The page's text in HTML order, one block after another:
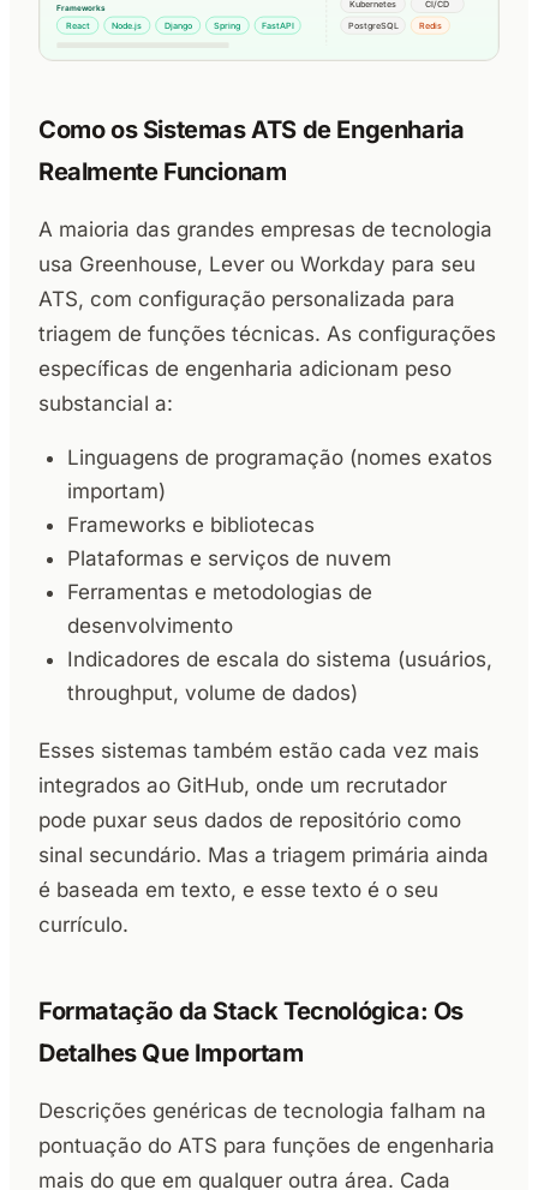
Como os Sistemas ATS de Engenharia
Realmente Funcionam
A maioria das grandes empresas de tecnologia
usa Greenhouse, Lever ou Workday para seu
ATS, com configuração personalizada para
triagem de funções técnicas. As configurações
específicas de engenharia adicionam peso
substancial a:
Linguagens de programação (nomes exatos
importam)
Frameworks e bibliotecas
Plataformas e serviços de nuvem
Ferramentas e metodologias de
desenvolvimento
Indicadores de escala do sistema (usuários,
throughput, volume de dados)
Esses sistemas também estão cada vez mais
integrados ao GitHub, onde um recrutador
pode puxar seus dados de repositório como
sinal secundário. Mas a triagem primária ainda
é baseada em texto, e esse texto é o seu
currículo.
Formatação da Stack Tecnológica: Os
Detalhes Que Importam
Descrições genéricas de tecnologia falham na
pontuação do ATS para funções de engenharia
mais do que em qualquer outra área. Cada